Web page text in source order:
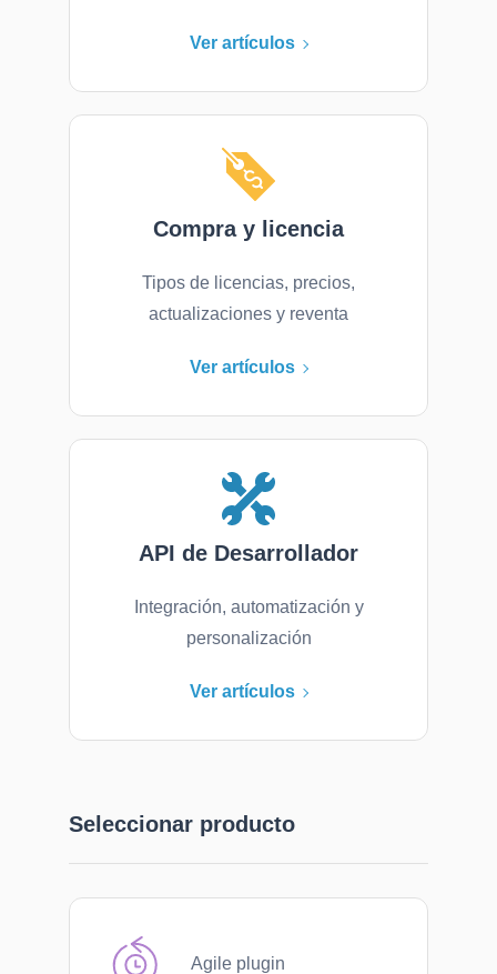
Ver artículos
Compra y licencia
Tipos de licencias, precios,
actualizaciones y reventa
Ver artículos
API de Desarrollador
Integración, automatización y
personalización
Ver artículos
Seleccionar producto
Agile plugin